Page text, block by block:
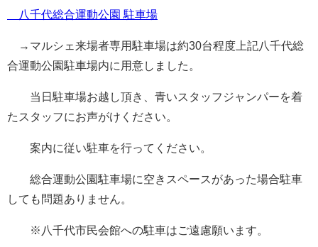
八千代総合運動公園 駐車場
→マルシェ来場者専用駐車場は約30台程度上記八千代総
合運動公園駐車場内に用意しました。
当日駐車場お越し頂き、青いスタッフジャンパーを着
たスタッフにお声がけください。
案内に従い駐車を行ってください。
総合運動公園駐車場に空きスペースがあった場合駐車
しても問題ありません。
※八千代市民会館への駐車はご遠慮願います。